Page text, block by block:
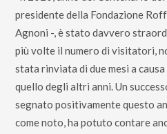
presidente della Fondazione
Agnoni -, è stato davvero
più volte il numero di visitatori,
stata rinviata di due mesi a
quello degli altri anni. Un
segnato positivamente questo
come noto, ha potuto contare